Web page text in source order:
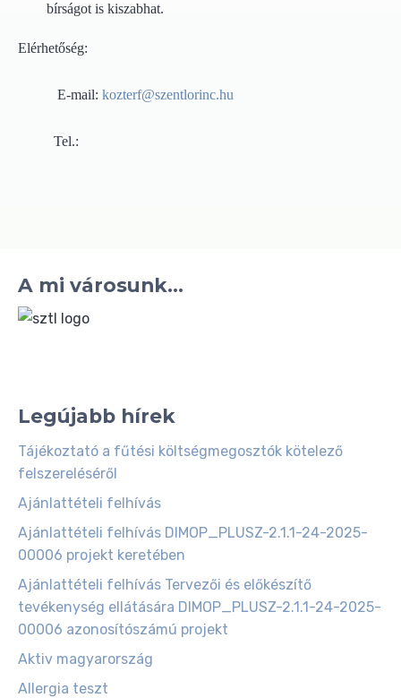
bírságot is kiszabhat.
Elérhetőség:
E-mail: kozterf@szentlorinc.hu
Tel.:
A mi városunk...
Legújabb hírek
Tájékoztató a fűtési költségmegosztók kötelező
felszereléséről
Ajánlattételi felhívás
Ajánlattételi felhívás DIMOP_PLUSZ-2.1.1-24-2025-
00006 projekt keretében
Ajánlattételi felhívás Tervezői és előkészítő
tevékenység ellátására DIMOP_PLUSZ-2.1.1-24-2025-
00006 azonosítószámú projekt
Aktiv magyarország
Allergia teszt